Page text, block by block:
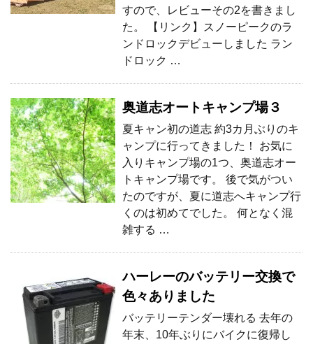
すので、レビューその2を書きまし
た。 【リンク】スノーピークのラ
ンドロックデビューしました ラン
ドロック …
奥道志オートキャンプ場３
夏キャン初の道志 約3カ月ぶりのキ
ャンプに行ってきました！ お気に
入りキャンプ場の1つ、奥道志オー
トキャンプ場です。 後で気がつい
たのですが、夏に道志へキャンプ行
くのは初めてでした。 何となく混
雑する …
ハーレーのバッテリー交換で
色々ありました
バッテリーテンダー壊れる 去年の
年末、10年ぶりにバイクに復帰し